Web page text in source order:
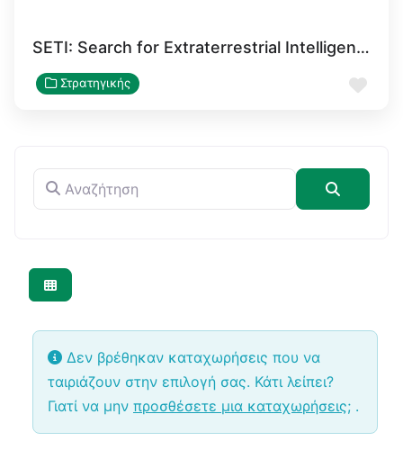
Αναζήτηση
SETI: Search for Extraterrestrial Intelligence
Στρατηγικής
Δεν βρέθηκαν καταχωρήσεις που να
ταιριάζουν στην επιλογή σας. Κάτι λείπει?
Γιατί να μην προσθέσετε μια καταχωρήσεις; .